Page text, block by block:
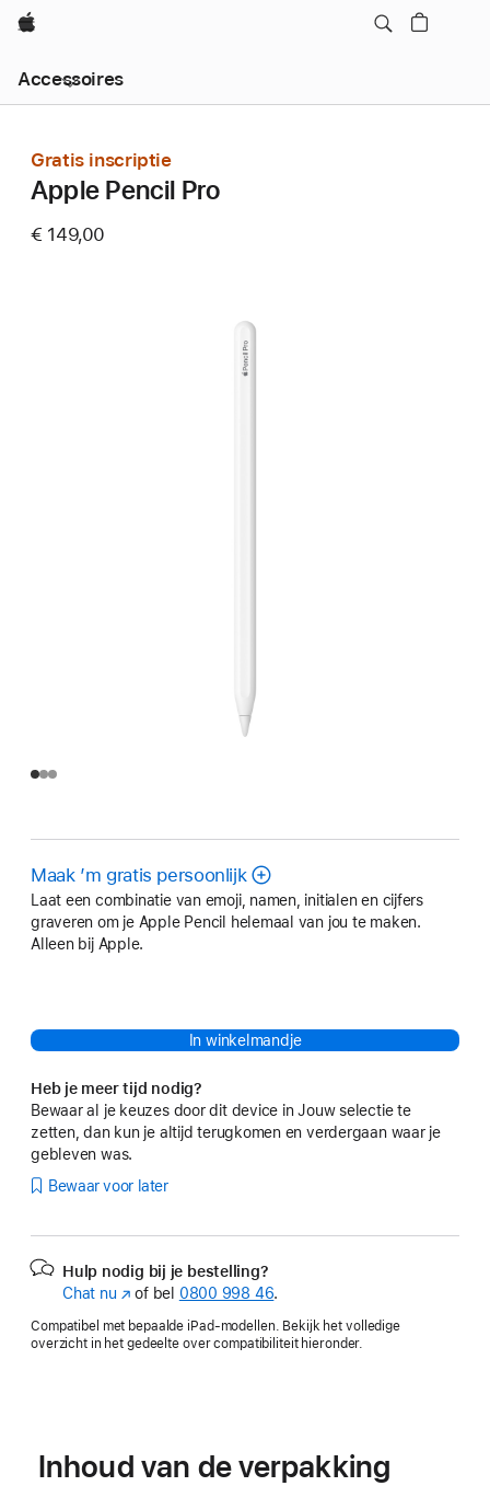
Apple
Accessoires
Nav
Open
Gratis inscriptie
Apple Pencil Pro
€ 149,00
Maak ’m gratis persoonlijk
Laat een combinatie van emoji, namen, initialen en cijfers
graveren om je Apple Pencil helemaal van jou te maken.
Alleen bij Apple.
In winkelmandje
Heb je meer tijd nodig?
Bewaar al je keuzes door dit device in Jouw selectie te
zetten, dan kun je altijd terugkomen en verdergaan waar je
gebleven was.
Bewaar voor later
Hulp nodig bij je bestelling?
Chat nu (Wordt
nieuw
of bel 0800 998 46.
Compatibel met bepaalde iPad-modellen. Bekijk het volledige
overzicht in het gedeelte over compatibiliteit hieronder.
Inhoud van de verpakking